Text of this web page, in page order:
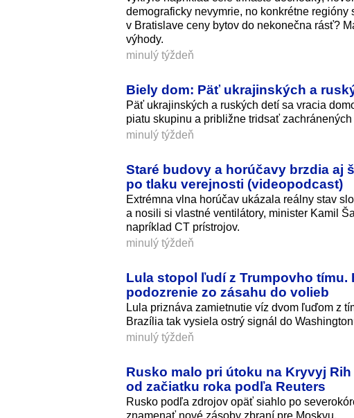
demograficky nevymrie, no konkrétne
v Bratislave ceny bytov do nekonečna rásť?
výhody.
minulý týždeň
Biely dom: Päť ukrajinských a
Päť ukrajinských a ruských detí sa vracia
piatu skupinu a približne tridsať zachránených
minulý týždeň
Staré budovy a horúčavy brzdia aj
po tlaku verejnosti (videopodcast)
Extrémna vlna horúčav ukázala reálny stav
a nosili si vlastné ventilátory, minister Kamil
napríklad CT prístrojov.
minulý týždeň
Lula stopol ľudí z Trumpovho tímu.
podozrenie zo zásahu do volieb
Lula priznáva zamietnutie víz dvom ľuďom z
Brazília tak vysiela ostrý signál do
minulý týždeň
Rusko malo pri útoku na Kryvyj
od začiatku roka podľa Reuters
Rusko podľa zdrojov opäť siahlo po
znamenať nové zásoby zbraní pre Moskvu.